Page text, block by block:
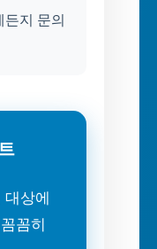
지 문의
대상에
꼼히